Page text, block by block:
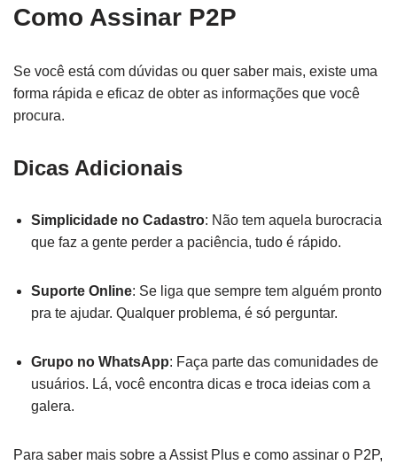
Como Assinar P2P
Se você está com dúvidas ou quer saber mais, existe uma
forma rápida e eficaz de obter as informações que você
procura.
Dicas Adicionais
Simplicidade no Cadastro: Não tem aquela burocracia
que faz a gente perder a paciência, tudo é rápido.
Suporte Online: Se liga que sempre tem alguém pronto
pra te ajudar. Qualquer problema, é só perguntar.
Grupo no WhatsApp: Faça parte das comunidades de
usuários. Lá, você encontra dicas e troca ideias com a
galera.
Para saber mais sobre a Assist Plus e como assinar o P2P,